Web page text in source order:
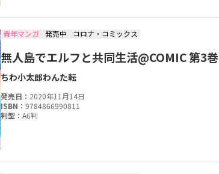
青年マンガ 発売中 コロナ・コミックス
無人島でエルフと共同生活@COMIC 第3巻
ちわ小太郎わんた転
発売日： 2020年11月14日
ISBN： 9784866990811
判型： A6判